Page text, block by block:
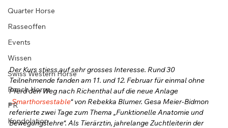
Quarter Horse
Rasseoffen
Events
Wissen
Swiss Western Horse
Ranch Horse
PR
Kondolation
Der Kurs stiess auf sehr grosses Interesse. Rund 30
Teilnehmende fanden am 11. und 12. Februar für einmal ohne
Pferd den Weg nach Richenthal auf die neue Anlage
„Smarthorsestable“ von Rebekka Blumer. Gesa Meier-Bidmon
referierte zwei Tage zum Thema „Funktionelle Anatomie und
Bewegungslehre“. Als Tierärztin, jahrelange Zuchtleiterin der